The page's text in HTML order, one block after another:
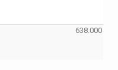
638.000